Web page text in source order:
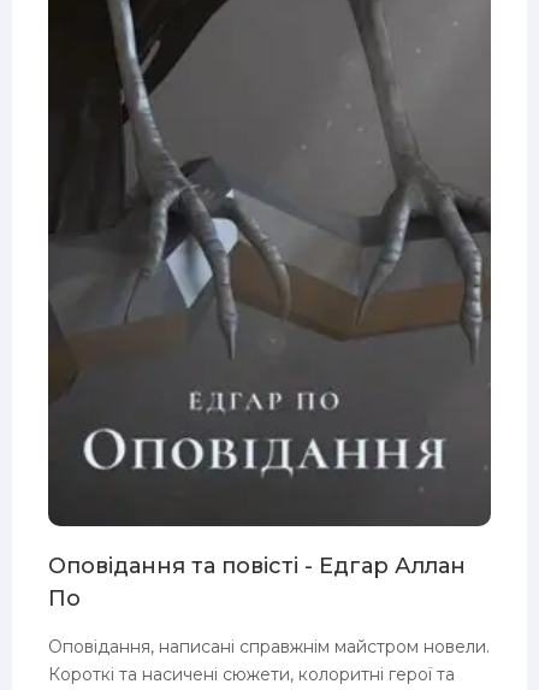
Оповідання та повісті - Едгар Аллан
По
Оповідання, написані справжнім майстром новели.
Короткі та насичені сюжети, колоритні герої та